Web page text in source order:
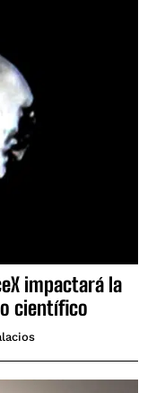
impactará la
científico